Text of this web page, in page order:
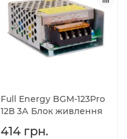
Full Energy BGM-123Pro
12В 3А Блок живлення
414 грн.